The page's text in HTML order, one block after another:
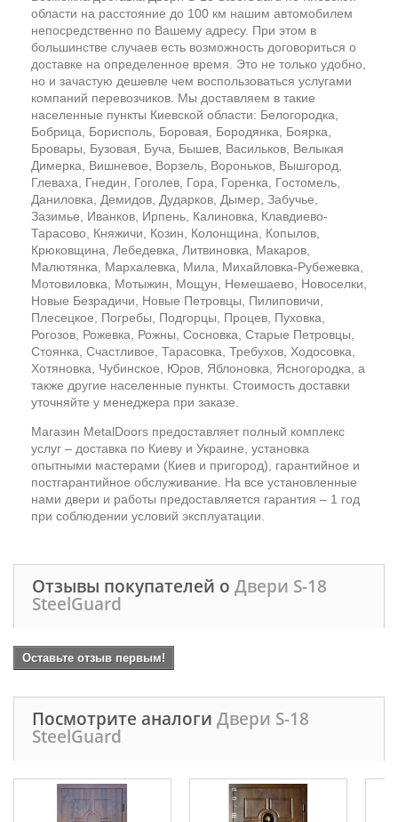
области на расстояние до 100 км нашим автомобилем
непосредственно по Вашему адресу. При этом в
большинстве случаев есть возможность договориться о
доставке на определенное время. Это не только удобно,
но и зачастую дешевле чем воспользоваться услугами
компаний перевозчиков. Мы доставляем в такие
населенные пункты Киевской области: Белогородка,
Бобрица, Борисполь, Боровая, Бородянка, Боярка,
Бровары, Бузовая, Буча, Бышев, Васильков, Велыкая
Димерка, Вишневое, Ворзель, Вороньков, Вышгород,
Глеваха, Гнедин, Гоголев, Гора, Горенка, Гостомель,
Даниловка, Демидов, Дударков, Дымер, Забучье,
Зазимье, Иванков, Ирпень, Калиновка, Клавдиево-
Тарасово, Княжичи, Козин, Колонщина, Копылов,
Крюковщина, Лебедевка, Литвиновка, Макаров,
Малютянка, Мархалевка, Мила, Михайловка-Рубежевка,
Мотовиловка, Мотыжин, Мощун, Немешаево, Новоселки,
Новые Безрадичи, Новые Петровцы, Пилиповичи,
Плесецкое, Погребы, Подгорцы, Процев, Пуховка,
Рогозов, Рожевка, Рожны, Сосновка, Старые Петровцы,
Стоянка, Счастливое, Тарасовка, Требухов, Ходосовка,
Хотяновка, Чубинское, Юров, Яблоновка, Ясногородка, а
также другие населенные пункты. Стоимость доставки
уточняйте у менеджера при заказе.
Магазин MetalDoors предоставляет полный комплекс
услуг – доставка по Киеву и Украине, установка
опытными мастерами (Киев и пригород), гарантийное и
постгарантийное обслуживание. На все установленные
нами двери и работы предоставляется гарантия – 1 год
при соблюдении условий эксплуатации.
Отзывы покупателей о Двери S-18
SteelGuard
Оставьте отзыв первым!
Посмотрите аналоги Двери S-18
SteelGuard